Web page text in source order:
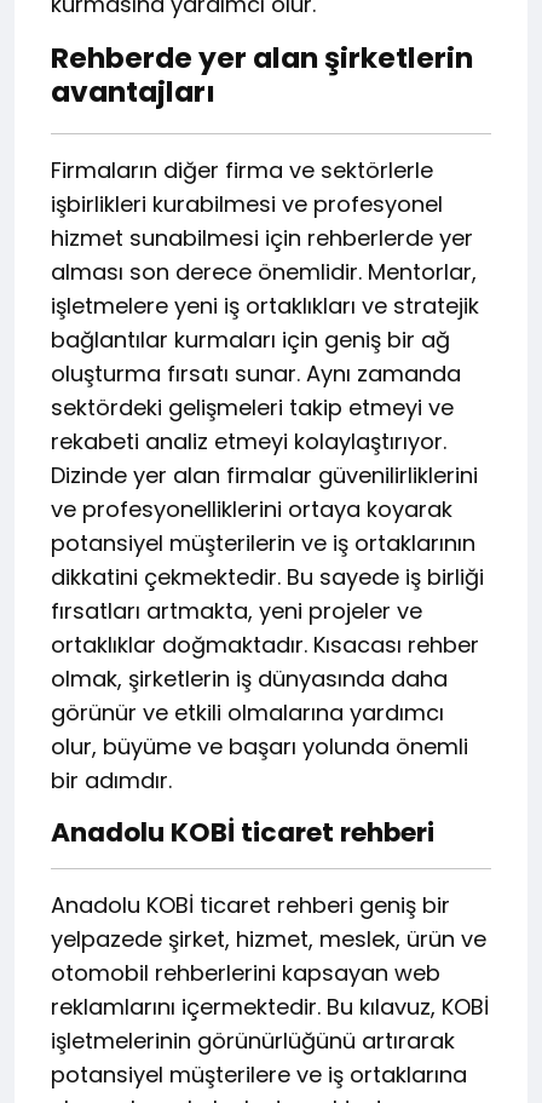
Rehberde yer alan şirketlerin
avantajları
Firmaların diğer firma ve sektörlerle
işbirlikleri kurabilmesi ve profesyonel
hizmet sunabilmesi için rehberlerde yer
alması son derece önemlidir. Mentorlar,
işletmelere yeni iş ortaklıkları ve stratejik
bağlantılar kurmaları için geniş bir ağ
oluşturma fırsatı sunar. Aynı zamanda
sektördeki gelişmeleri takip etmeyi ve
rekabeti analiz etmeyi kolaylaştırıyor.
Dizinde yer alan firmalar güvenilirliklerini
ve profesyonelliklerini ortaya koyarak
potansiyel müşterilerin ve iş ortaklarının
dikkatini çekmektedir. Bu sayede iş birliği
fırsatları artmakta, yeni projeler ve
ortaklıklar doğmaktadır. Kısacası rehber
olmak, şirketlerin iş dünyasında daha
görünür ve etkili olmalarına yardımcı
olur, büyüme ve başarı yolunda önemli
bir adımdır.
Anadolu KOBİ ticaret rehberi
Anadolu KOBİ ticaret rehberi geniş bir
yelpazede şirket, hizmet, meslek, ürün ve
otomobil rehberlerini kapsayan web
reklamlarını içermektedir. Bu kılavuz, KOBİ
işletmelerinin görünürlüğünü artırarak
potansiyel müşterilere ve iş ortaklarına